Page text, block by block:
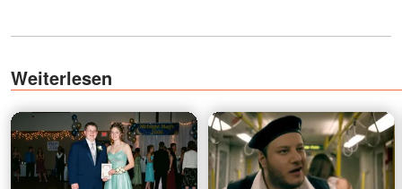
Weiterlesen